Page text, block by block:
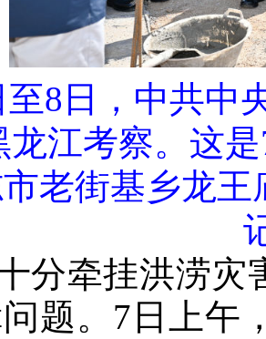
至8日，中共中
龙江考察。这
老街基乡龙
分牵挂洪涝灾
题。7日上午